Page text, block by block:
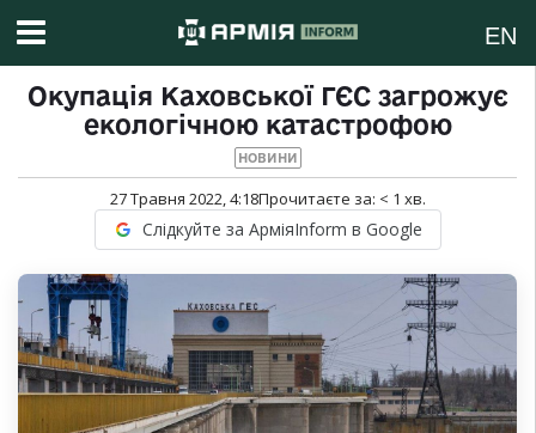
EN
Окупація Каховської ГЄС загрожує
екологічною катастрофою
НОВИНИ
27 Травня 2022, 4:18Прочитаєте за: < 1 хв.
Слідкуйте за АрміяInform в Google